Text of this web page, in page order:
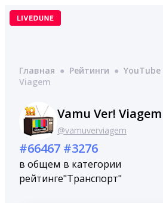
Перейти
Главная ● Рейтинги ● YouTube
Viagem
Vamu Ver! Viagem
@vamuverviagem
#66467
в общем
рейтинге
#3276
в категории
"Транспорт"